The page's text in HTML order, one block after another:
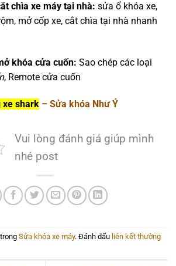
chìa xe máy tại nhà: sửa ổ khóa xe,
mở cốp xe, cắt chìa tại nhà nhanh
khóa cửa cuốn: Sao chép các loại
, Remote cửa cuốn
xe shark – Sửa khóa Như Ý
Vui lòng đánh giá giúp mình
nhé post
Sửa khóa xe máy. Đánh dấu liên kết thường